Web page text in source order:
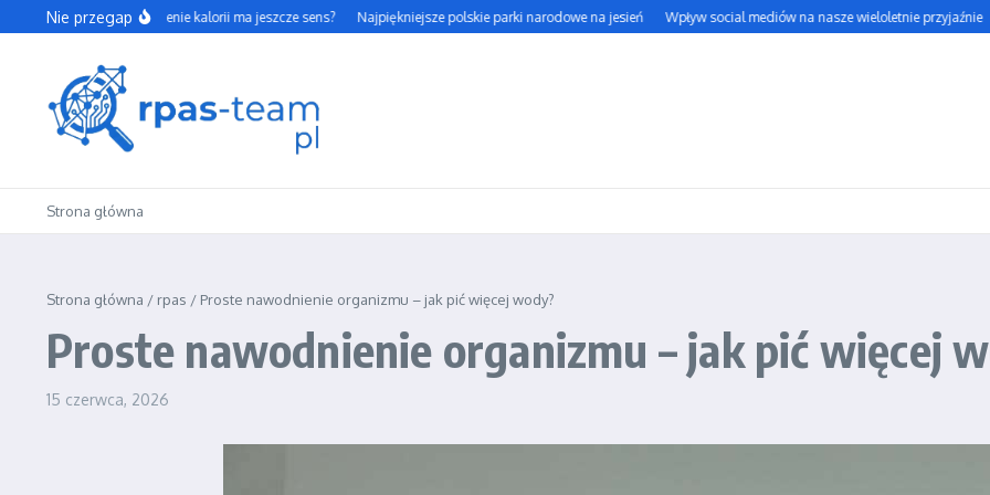
Przejdź do treści
Nie przegap
Czy codzienne liczenie kalorii ma jeszcze sens? Najpiękniejsze polskie parki narodowe na jesień Wpływ social mediów na nasze wieloletnie przyjaźnie
Strona główna
Strona główna / rpas / Proste nawodnienie organizmu – jak pić więcej wody?
Proste nawodnienie organizmu – jak pić więcej
15 czerwca, 2026